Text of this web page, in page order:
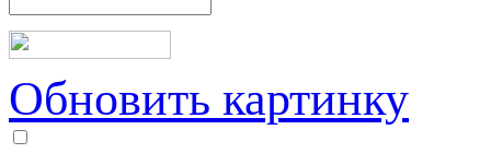
Обновить картинку